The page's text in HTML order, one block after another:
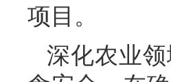
项目。
深化农业